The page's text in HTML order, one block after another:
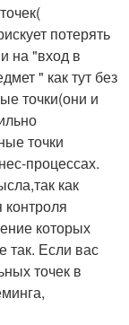
потерять
на "вход в
" как тут без
точки(они и
точки
процессах.
как
контроля
которых
так. Если вас
точек в